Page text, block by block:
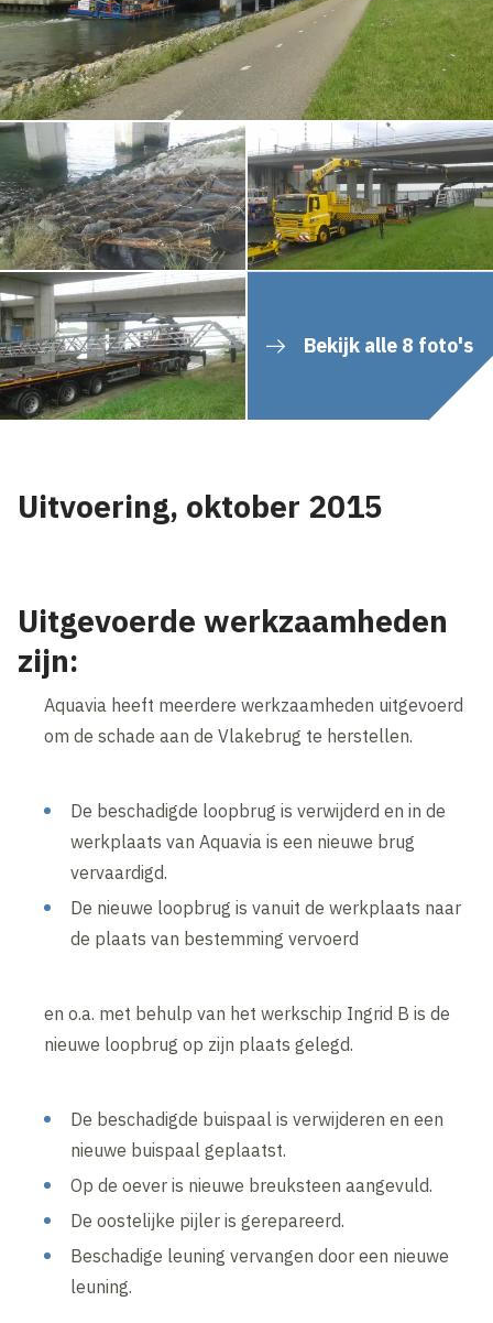
Bekijk alle 8 foto's
Uitvoering, oktober 2015
Uitgevoerde werkzaamheden
zijn:
Aquavia heeft meerdere werkzaamheden uitgevoerd
om de schade aan de Vlakebrug te herstellen.
De beschadigde loopbrug is verwijderd en in de
werkplaats van Aquavia is een nieuwe brug
vervaardigd.
De nieuwe loopbrug is vanuit de werkplaats naar
de plaats van bestemming vervoerd
en o.a. met behulp van het werkschip Ingrid B is de
nieuwe loopbrug op zijn plaats gelegd.
De beschadigde buispaal is verwijderen en een
nieuwe buispaal geplaatst.
Op de oever is nieuwe breuksteen aangevuld.
De oostelijke pijler is gerepareerd.
Beschadige leuning vervangen door een nieuwe
leuning.